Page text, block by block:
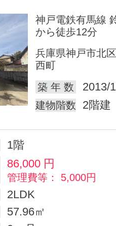
神戸電鉄有馬線
から徒歩12分
兵庫県神戸市北
西町
築 年 数
2013/
建物階数 2階建
1階
86,000 円
管理費等： 5,000円
2LDK
57.96㎡